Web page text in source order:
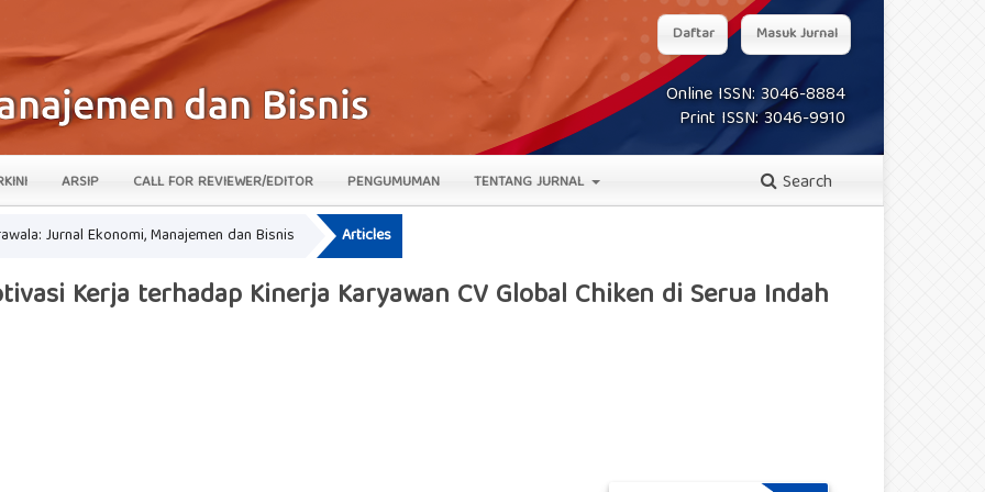
Online ISSN: 3046-8884
Print ISSN: 3046-9910
ARSIP CALL FOR REVIEWER/EDITOR PENGUMUMAN TENTANG JURNAL Search
Daftar Masuk Jurnal
Jurnal Ekonomi, Manajemen dan Bisnis Articles
Kerja terhadap Kinerja Karyawan CV Global Chiken di Serua Indah